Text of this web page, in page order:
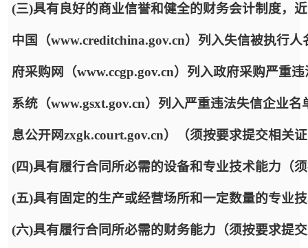
(三)具有良好的商业信誉和健全的财务会计制度，
中国（www.creditchina.gov.cn）列入失信被执行
府采购网（www.ccgp.gov.cn）列入政府采购严重
系统（www.gsxt.gov.cn）列入严重违法失信企业
息公开网zxgk.court.gov.cn）（须按要求提交相关
(四)具有履行合同所必需的设备和专业技术能力（
(五)具有固定的生产或经营场所和一定数量的专业
(六)具有履行合同所必需的财务能力（须按要求提